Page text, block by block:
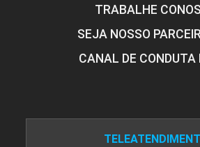
TRABALHE
SEJA NOSSO
CANAL DE CONDUTA